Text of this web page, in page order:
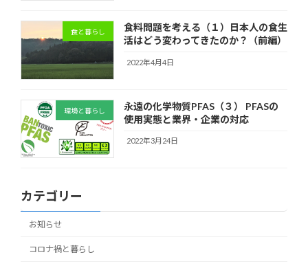
食と暮らし
食料問題を考える（１）日本人の食生
活はどう変わってきたのか？（前編）
2022年4月4日
環境と暮らし
永遠の化学物質PFAS（３） PFASの
使用実態と業界・企業の対応
2022年3月24日
カテゴリー
お知らせ
コロナ禍と暮らし